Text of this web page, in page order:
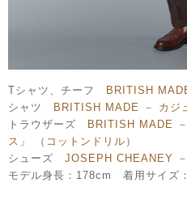
Tシャツ、チーフ BRITISH
シャツ BRITISH MADE － カジ
トラウザーズ BRITISH MADE
ス」 （コットンドリル）
シューズ JOSEPH CHEANEY
モデル身長：178cm 着用サイズ